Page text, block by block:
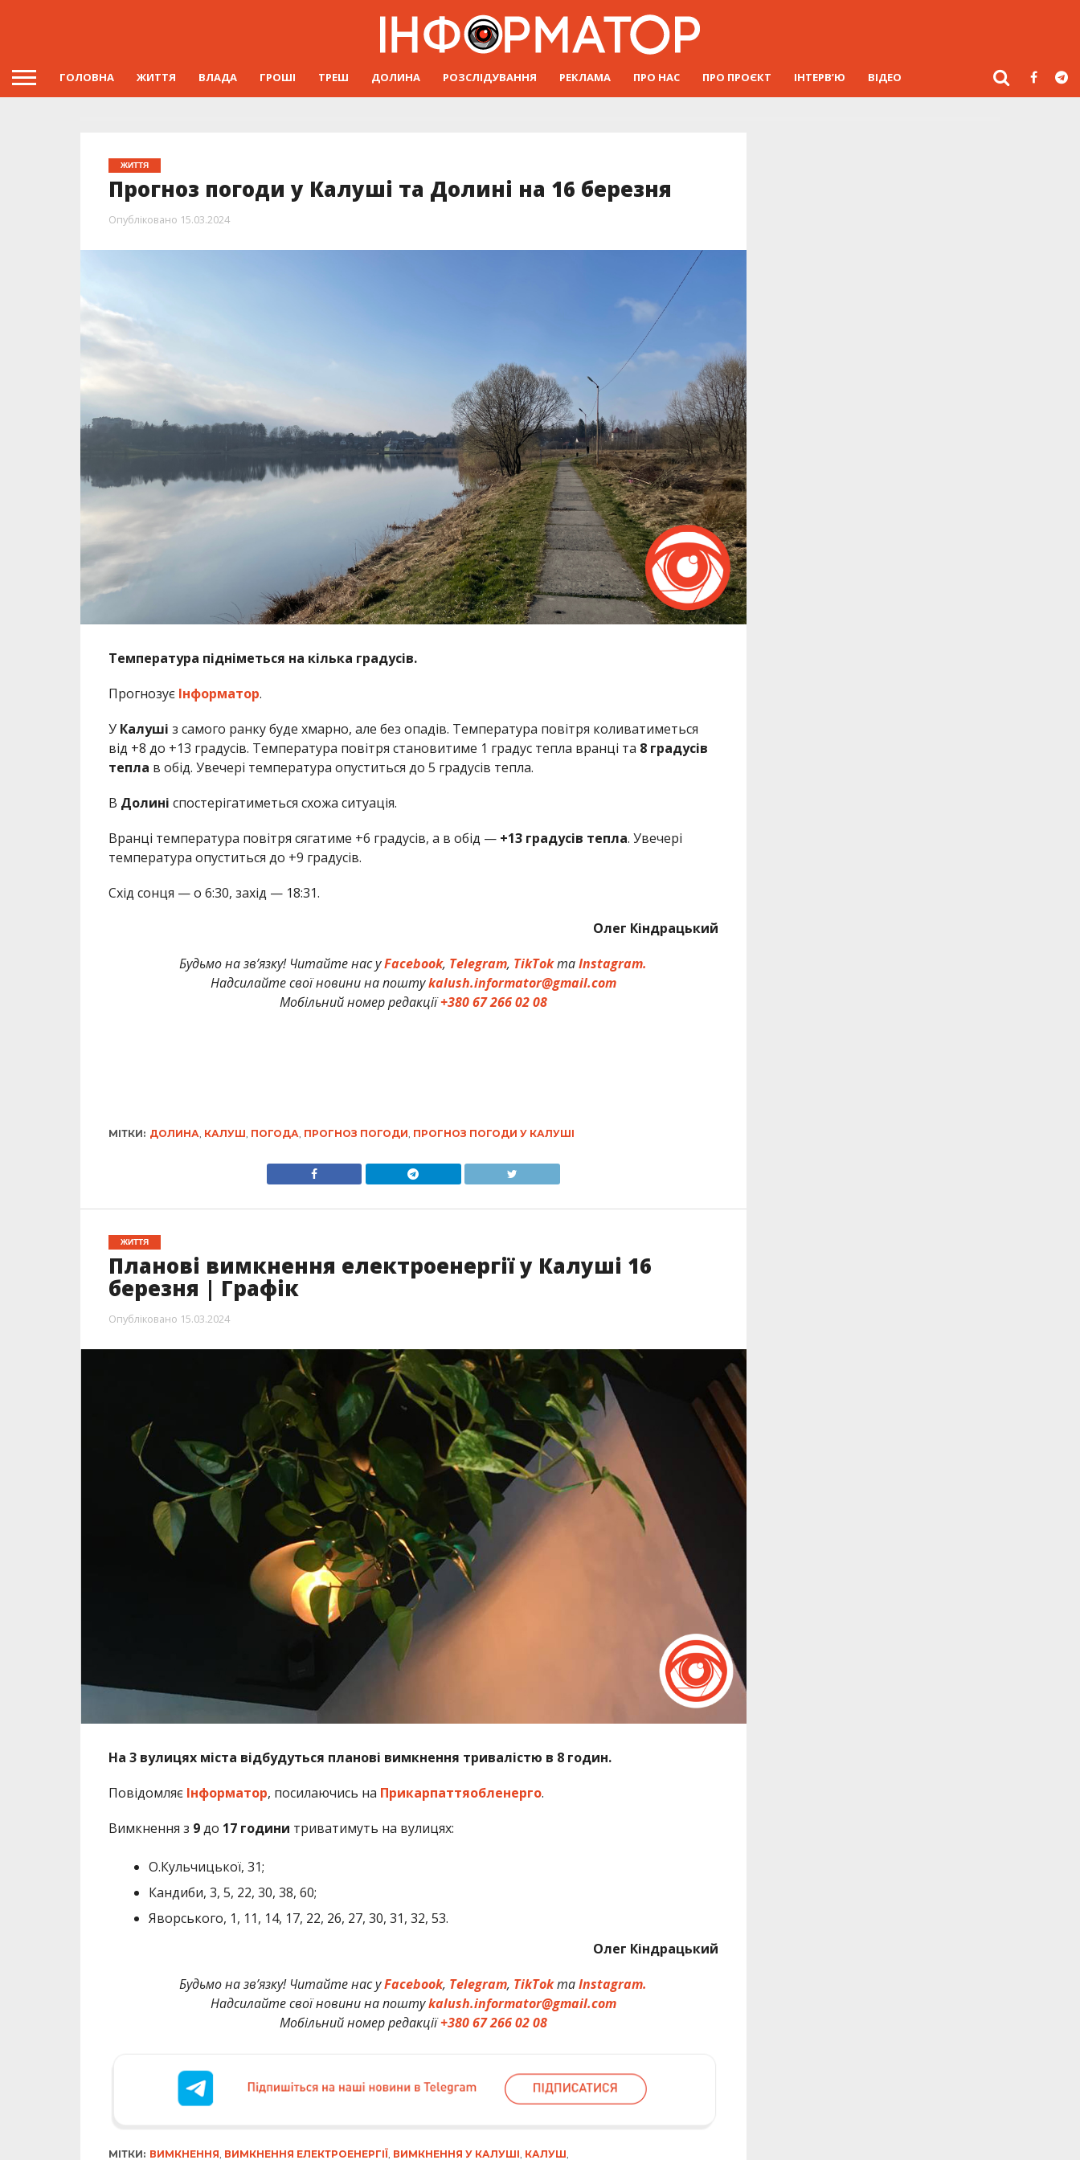
ГОЛОВНА ЖИТТЯ ВЛАДА ГРОШІ ТРЕШ ДОЛИНА РОЗСЛІДУВАННЯ РЕКЛАМА ПРО НАС ПРО ПРОЄКТ ІНТЕРВ’Ю ВІДЕО
ЖИТТЯ
Прогноз погоди у Калуші та Долині на 16 березня
Опубліковано 15.03.2024
Температура підніметься на кілька градусів.
Прогнозує Інформатор.
У Калуші з самого ранку буде хмарно, але без опадів. Температура повітря коливатиметься
від +8 до +13 градусів. Температура повітря становитиме 1 градус тепла вранці та 8 градусів
тепла в обід. Увечері температура опуститься до 5 градусів тепла.
В Долині спостерігатиметься схожа ситуація.
Вранці температура повітря сягатиме +6 градусів, а в обід — +13 градусів тепла. Увечері
температура опуститься до +9 градусів.
Схід сонця — о 6:30, захід — 18:31.
Олег Кіндрацький
Будьмо на зв’язку! Читайте нас уFacebook, Telegram, TikTokтаInstagram.
Надсилайте свої новини на поштуkalush.informator@gmail.com
Мобільний номер редакції+380 67 266 02 08
МІТКИ: ДОЛИНА КАЛУШ ПОГОДА ПРОГНОЗ ПОГОДИ ПРОГНОЗ ПОГОДИ У КАЛУШІ
ЖИТТЯ
Планові вимкнення електроенергії у Калуші 16
березня | Графік
Опубліковано 15.03.2024
На 3 вулицях міста відбудуться планові вимкнення тривалістю в 8 годин.
Повідомляє Інформатор, посилаючись на Прикарпаттяобленерго.
Вимкнення з 9до 17 години триватимуть на вулицях:
О.Кульчицької, 31;
Кандиби, 3, 5, 22, 30, 38, 60;
Яворського, 1, 11, 14, 17, 22, 26, 27, 30, 31, 32, 53.
Олег Кіндрацький
Будьмо на зв’язку! Читайте нас уFacebook, Telegram, TikTokтаInstagram.
Надсилайте свої новини на поштуkalush.informator@gmail.com
Мобільний номер редакції+380 67 266 02 08
МІТКИ: ВИМКНЕННЯ ВИМКНЕННЯ ЕЛЕКТРОЕНЕРГІЇ ВИМКНЕННЯ У КАЛУШІ КАЛУШ